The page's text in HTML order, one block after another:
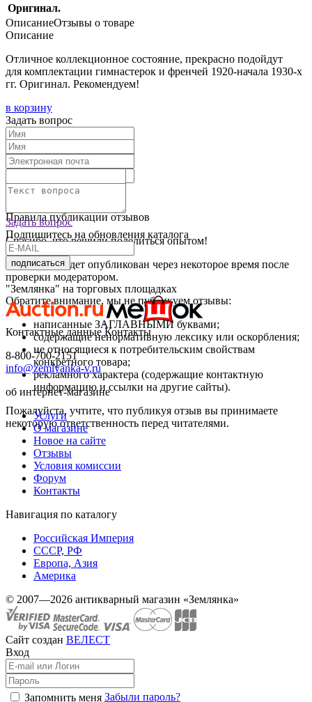
Оригинал.
ОписаниеОтзывы о товаре
Описание
Отличное коллекционное состояние, прекрасно подойдут
для комплектации гимнастерок и френчей 1920-начала 1930-х
гг. Оригинал. Рекомендуем!
в корзину
Текст отзыва:
Правила публикации отзывов
Спасибо, что решили поделиться опытом!
Ваш отзыв будет опубликован через некоторое время после
проверки модератором.
Обратите внимание, мы не публикуем отзывы:
написанные ЗАГЛАВНЫМИ буквами;
содержащие ненормативную лексику или оскорбления;
не относящиеся к потребительским свойствам
конкретного товара;
рекламного характера (содержащие контактную
информацию и ссылки на другие сайты).
Пожалуйста, учтите, что публикуя отзыв вы принимаете
некоторую ответственность перед читателями.
Задать вопрос
Задать вопрос
Подпишитесь на обновления каталога
подписаться
"Землянка" на торговых площадках
Контактные данные Контакты
8-800-700-2151
info@zemlyanka-v.ru
об интернет-магазине
Услуги
О магазине
Новое на сайте
Отзывы
Условия комиссии
Форум
Контакты
Навигация по каталогу
Российская Империя
СССР, РФ
Европа, Азия
Америка
© 2007—2026 антикварный магазин «Землянка»
Сайт создан ВЕЛЕСТ
Вход
Запомнить меня Забыли пароль?